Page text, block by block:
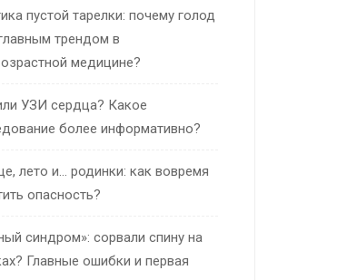
пустой тарелки: почему голод
трендом в
медицине?
УЗИ сердца? Какое
более информативно?
лето и… родинки: как вовремя
опасность?
синдром»: сорвали спину на
Главные ошибки и первая